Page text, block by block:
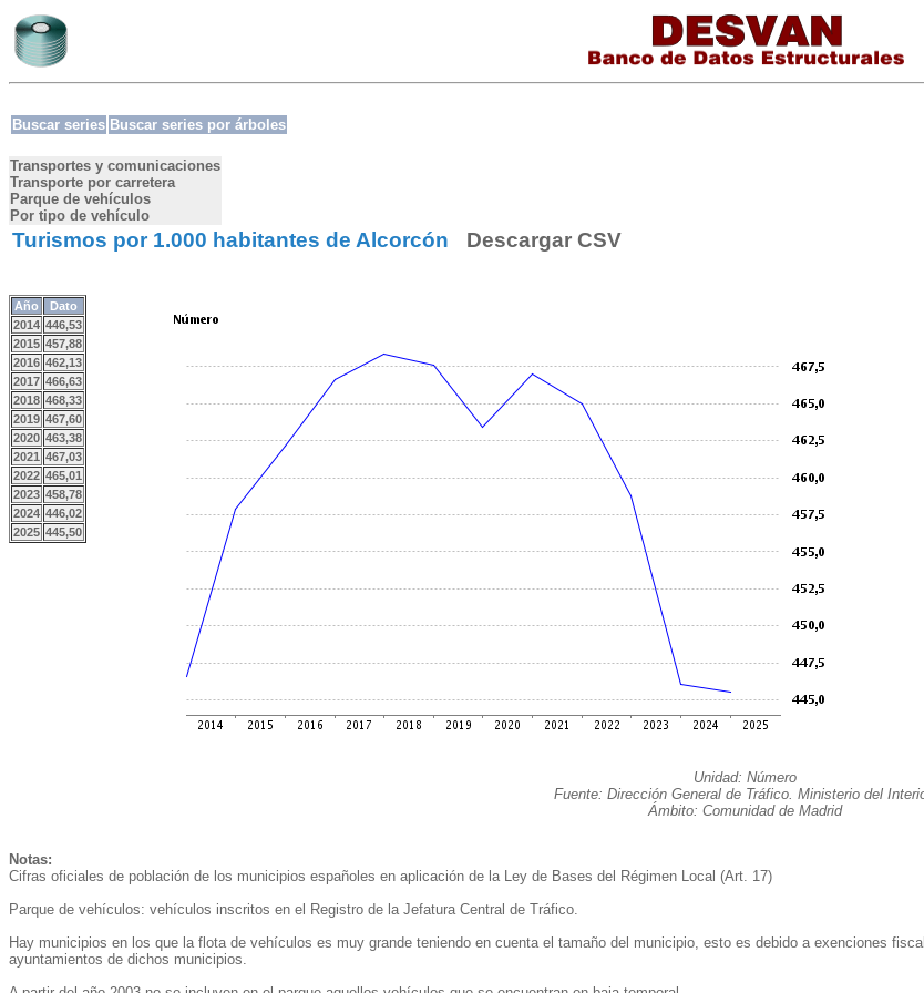
Buscar series Buscar series por árboles
Transportes y comunicaciones
Transporte por carretera
Parque de vehículos
Por tipo de vehículo
Turismos por 1.000 habitantes de Alcorcón Descargar CSV
Año
Dato
2014 446,53
2015 457,88
2016 462,13
2017 466,63
2018 468,33
2019 467,60
2020 463,38
2021 467,03
2022 465,01
2023 458,78
2024 446,02
2025 445,50
Unidad: Número
Fuente: Dirección General de Tráfico. Ministerio del
Ámbito: Comunidad de Madrid
Notas:
Cifras oficiales de población de los municipios españoles en aplicación de la Ley de Bases del Régimen Local (Art. 17)
Parque de vehículos: vehículos inscritos en el Registro de la Jefatura Central de Tráfico.
Hay municipios en los que la flota de vehículos es muy grande teniendo en cuenta el tamaño del municipio, esto es debido a exenciones
ayuntamientos de dichos municipios.